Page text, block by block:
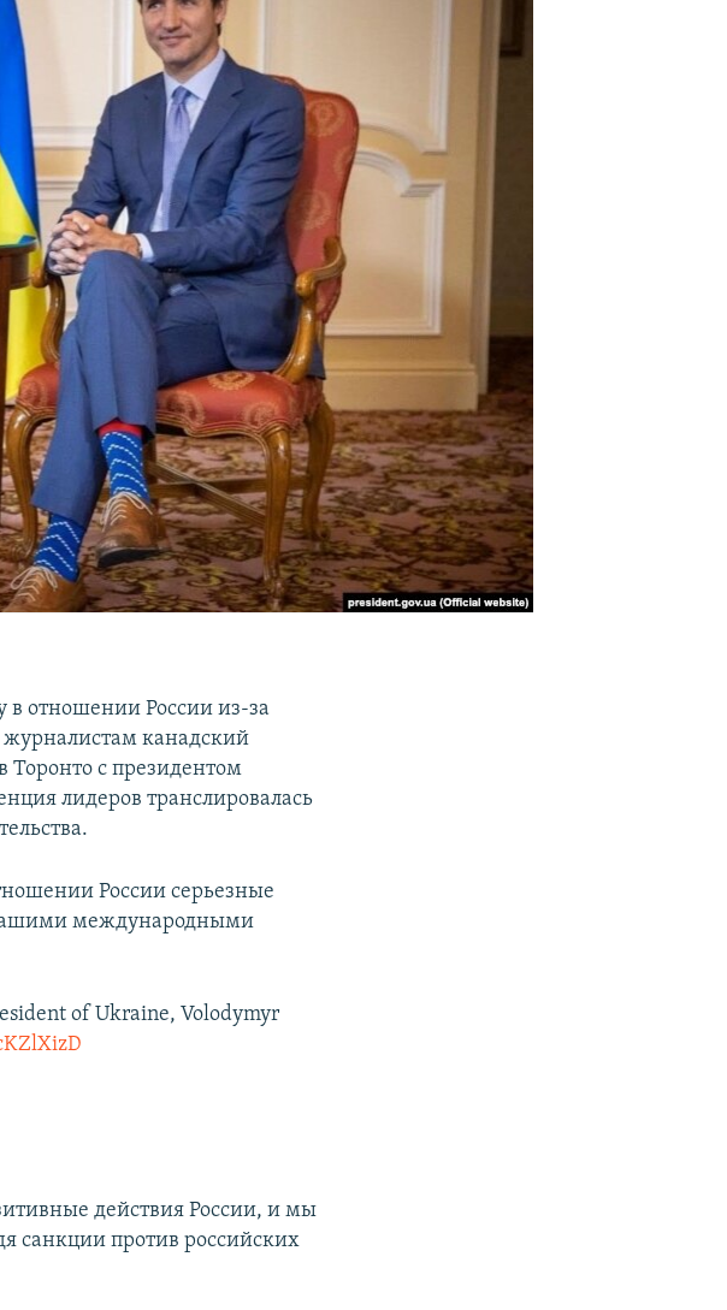
в отношении России из-за
журналистам канадский
Торонто с президентом
лидеров транслировалась
России серьезные
нашими международными
of Ukraine, Volodymyr
действия России, и мы
санкции против российских